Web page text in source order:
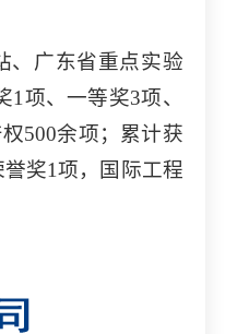
、广东省重点实验
项、一等奖3项、
500余项；累计获
奖1项，国际工程